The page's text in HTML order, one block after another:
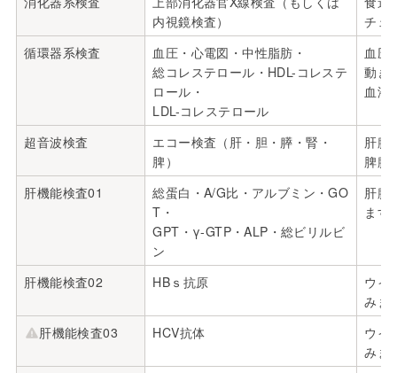
内視鏡検査）
チェ
循環器系検査
血圧・心電図・中性脂肪・
総コレステロール・HDL-コレステ
ロール・
LDL-コレステロール
血圧
動き
血液
超音波検査
エコー検査（肝・胆・膵・腎・
脾）
肝臓
脾臓
肝機能検査01
総蛋白・A/G比・アルブミン・GO
T・
GPT・γ-GTP・ALP・総ビリルビ
ン
肝臓
ます
肝機能検査02 HBｓ抗原
ウイ
みま
肝機能検査03
HCV抗体
ウイ
みま